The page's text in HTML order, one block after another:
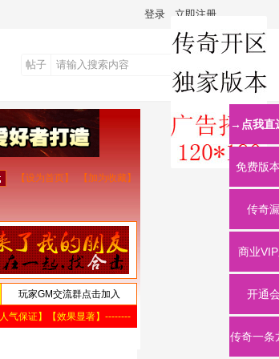
登录 立即注册
帖子
搜
索
→点我直
免费版
传奇
商业
开通
传奇一条